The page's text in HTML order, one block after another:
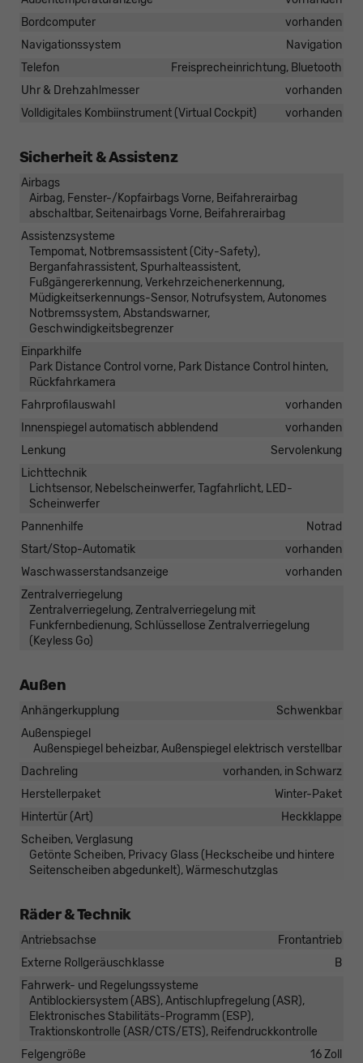
Bordcomputer
vorhanden
Navigationssystem
Navigation
Telefon
Freisprecheinrichtung, Bluetooth
Uhr & Drehzahlmesser
vorhanden
Volldigitales Kombiinstrument (Virtual Cockpit)
vorhanden
Sicherheit & Assistenz
Airbags
Airbag, Fenster-/Kopfairbags Vorne, Beifahrerairbag
abschaltbar, Seitenairbags Vorne, Beifahrerairbag
Assistenzsysteme
Tempomat, Notbremsassistent (City-Safety),
Berganfahrassistent, Spurhalteassistent,
Fußgängererkennung, Verkehrzeichenerkennung,
Müdigkeitserkennungs-Sensor, Notrufsystem, Autonomes
Notbremssystem, Abstandswarner,
Geschwindigkeitsbegrenzer
Einparkhilfe
Park Distance Control vorne, Park Distance Control hinten,
Rückfahrkamera
Fahrprofilauswahl
vorhanden
Innenspiegel automatisch abblendend
vorhanden
Lenkung
Servolenkung
Lichttechnik
Lichtsensor, Nebelscheinwerfer, Tagfahrlicht, LED-
Scheinwerfer
Pannenhilfe
Notrad
Start/Stop-Automatik
vorhanden
Waschwasserstandsanzeige
vorhanden
Zentralverriegelung
Zentralverriegelung, Zentralverriegelung mit
Funkfernbedienung, Schlüssellose Zentralverriegelung
(Keyless Go)
Außen
Anhängerkupplung
Schwenkbar
Außenspiegel
Außenspiegel beheizbar, Außenspiegel elektrisch verstellbar
Dachreling
vorhanden, in Schwarz
Herstellerpaket
Winter-Paket
Hintertür (Art)
Heckklappe
Scheiben, Verglasung
Getönte Scheiben, Privacy Glass (Heckscheibe und hintere
Seitenscheiben abgedunkelt), Wärmeschutzglas
Räder & Technik
Antriebsachse
Frontantrieb
Externe Rollgeräuschklasse
B
Fahrwerk- und Regelungssysteme
Antiblockiersystem (ABS), Antischlupfregelung (ASR),
Elektronisches Stabilitäts-Programm (ESP),
Traktionskontrolle (ASR/CTS/ETS), Reifendruckkontrolle
Felgengröße
16 Zoll